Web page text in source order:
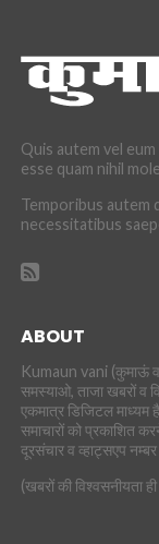
Quis autem vel
esse quam nihil
Temporibus autem
necessitatibus
ABOUT
Kumaun vani (कुमाऊं
समस्याओ, ताजा खबरों व
एकमात्र डिजिटल
समाचारों को प्रकाशित
दूरसंचार व व्हाट्सएप नम्बर
(खबरों की विश्वसनीयता